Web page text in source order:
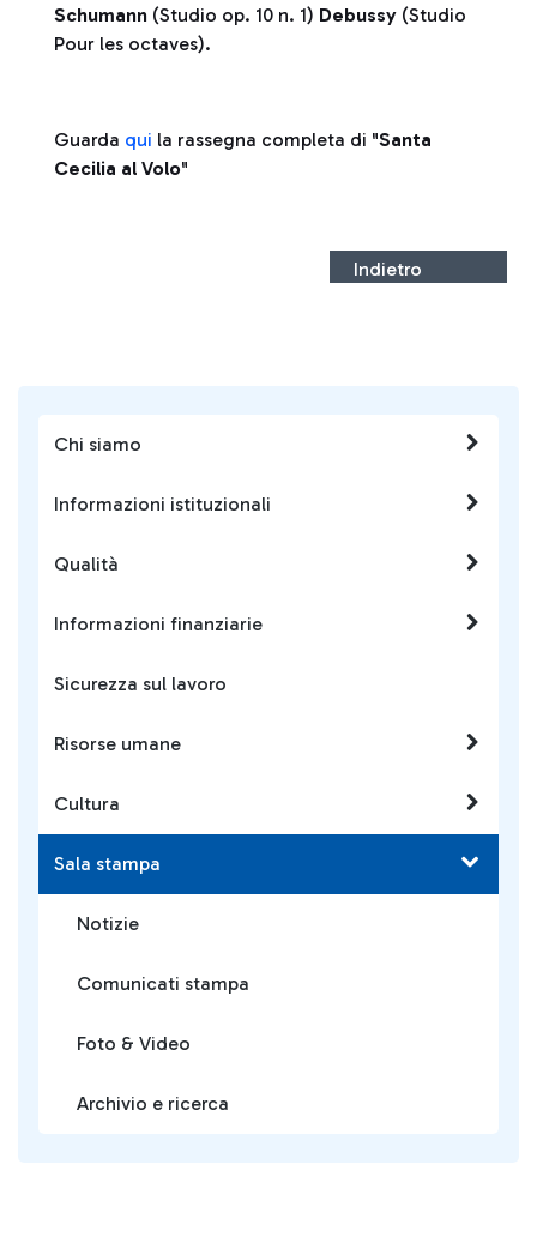
Chi siamo
Informazioni istituzionali
Qualità
Informazioni finanziarie
Sicurezza sul lavoro
Risorse umane
Cultura
Sala stampa
Notizie
Comunicati stampa
Foto & Video
Archivio e ricerca
Schumann (Studio op. 10 n. 1) Debussy (Studio
Pour les octaves).
Guarda qui la rassegna completa di "Santa
Cecilia al Volo"
Indietro